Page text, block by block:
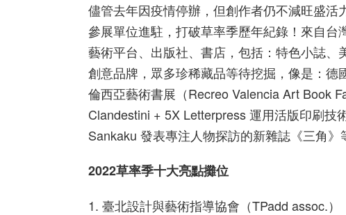
儘管去年因疫情停辦，但創作者仍不減旺盛
參展單位進駐，打破草率季歷年紀錄！來自
藝術平台、出版社、書店，包括：特色小誌
創意品牌，眾多珍稀藏品等待挖掘，像是：
倫西亞藝術書展（Recreo Valencia Art Book
Clandestini + 5X Letterpress 運用活版印刷
Sankaku 發表專注人物探訪的新雜誌《三角》
2022草率季十大亮點攤位
1. 臺北設計與藝術指導協會（TPadd assoc.）